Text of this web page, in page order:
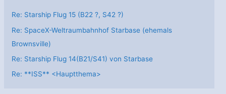
Re: Starship Flug 15 (B22 ?, S42 ?)
Re: SpaceX-Weltraumbahnhof Starbase (ehemals
Brownsville)
Re: Starship Flug 14(B21/S41) von Starbase
Re: **ISS** <Hauptthema>